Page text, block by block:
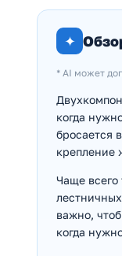
✦
* AI может
когда
бросается
крепление
Чаще всего
важно,
когда